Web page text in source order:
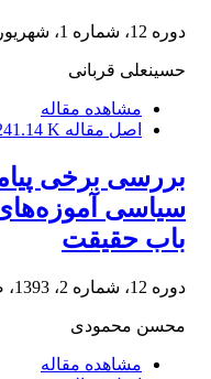
دوره 12، شماره 1، شهریور 1401، صفحه
حسینعلی قربانی
مشاهده مقاله
اصل مقاله K
بررسی برخی
سیاسی
باب حقیقت
دوره 12، شماره 2، 1393، صفحه
محسن محمودی
مشاهده مقاله